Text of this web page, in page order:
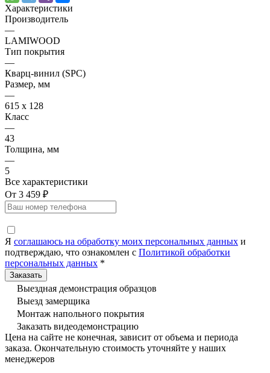
Характеристики
Производитель
—
LAMIWOOD
Тип покрытия
—
Кварц-винил (SPC)
Размер, мм
—
615 х 128
Класс
—
43
Толщина, мм
—
5
Все характеристики
От 3 459 ₽
Я соглашаюсь на обработку моих персональных данных и
подтверждаю, что ознакомлен с Политикой обработки
персональных данных *
Выездная демонстрация образцов
Выезд замерщика
Монтаж напольного покрытия
Заказать видеодемонстрацию
Цена на сайте не конечная, зависит от объема и периода
заказа. Окончательную стоимость уточняйте у наших
менеджеров